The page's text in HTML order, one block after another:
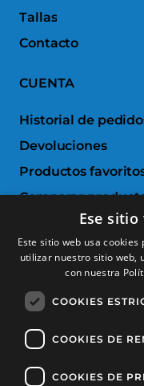
Tallas
Contacto
CUENTA
Historial de
Devoluciones
Productos
Comparar
SERVICIO AL
Condiciones de
Cambios y
Gastos de envío
Formas de pago
Ese
Este sitio web usa
utilizar nuestro sitio web,
con nuestra
COOKIES
COOKIES DE
COOKIES DE